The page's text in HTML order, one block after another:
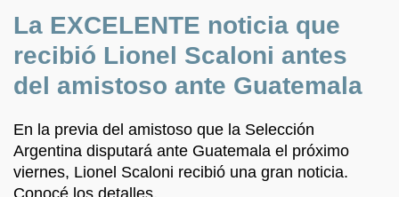
La EXCELENTE noticia que
recibió Lionel Scaloni antes
del amistoso ante Guatemala
En la previa del amistoso que la Selección
Argentina disputará ante Guatemala el próximo
viernes, Lionel Scaloni recibió una gran noticia.
Conocé los detalles.